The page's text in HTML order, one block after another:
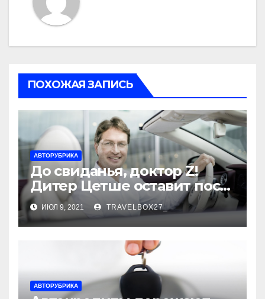
ПОХОЖАЯ ЗАПИСЬ
АВТОРУБРИКА
До свиданья, доктор Z!
Дитер Цетше оставит пост
главы концерна Daimler
ИЮЛ 9, 2021 TRAVELBOX27_
АВТОРУБРИКА